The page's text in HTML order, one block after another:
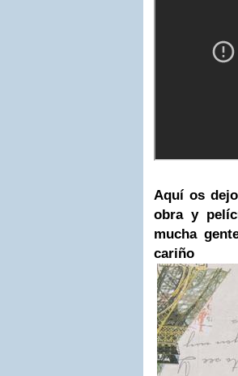
Aquí os
obra y
mucha
cariño